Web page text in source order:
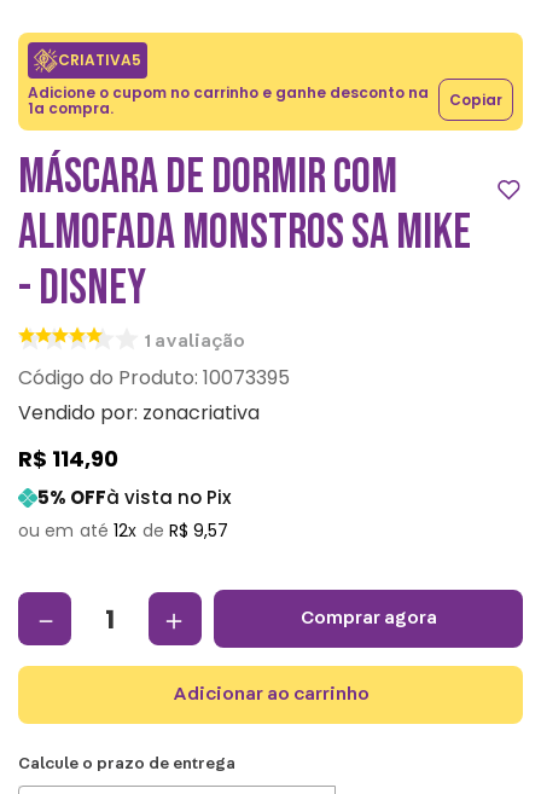
CRIATIVA5
Adicione o cupom no carrinho e ganhe desconto na
1a compra. Copiar
MÁSCARA DE DORMIR COM
ALMOFADA MONSTROS SA MIKE
- DISNEY
1 avaliação
: 10073395
Vendido por: zonacriativa
R$ 114,90
5% OFFà vista no Pix
12 R$ 9,57
＋
－ comprar agora
adicionar ao carrinho